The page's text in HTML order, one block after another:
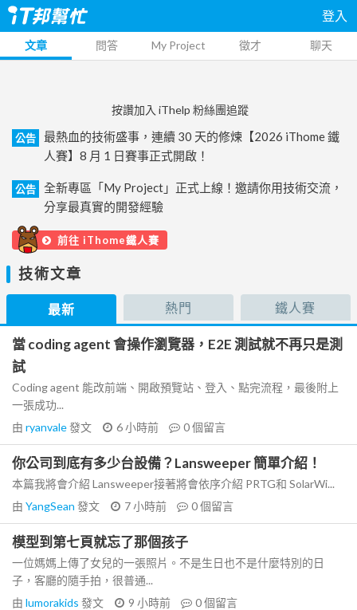
登入
文章 問答 My Project 徵才 聊天
按讚加入 iThelp 粉絲團追蹤
公告
最熱血的技術盛事，連續 30 天的修煉【2026 iThome 鐵
人賽】8 月 1 日賽事正式開啟！
公告
全新專區「My Project」正式上線！邀請你用技術交流，
分享最真實的開發經驗
前往 iThome鐵人賽
技術文章
最新 熱門 鐵人賽
當 coding agent 會操作瀏覽器，E2E 測試就不再只是測
試
Coding agent 能改前端、開啟預覽站、登入、點完流程，最後附上
一張成功...
由 ryanvale發文 6 小時前 0個留言
你公司到底有多少台設備？Lansweeper 簡單介紹！
本篇我將會介紹 Lansweeper接著將會依序介紹 PRTG和 SolarWi...
由 YangSean 發文 7 小時前 0個留言
模型到第七頁就忘了那個孩子
一位媽媽上傳了女兒的一張照片。不是生日也不是什麼特別的日
子，客廳的隨手拍，很普通...
由 lumorakids 發文 9 小時前 0個留言